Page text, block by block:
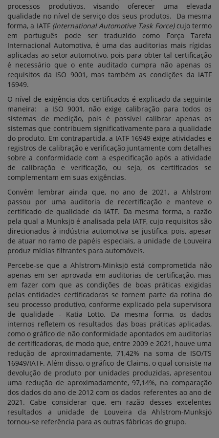
processos produtivos, visando oferecer uma elevada
qualidade no nível de serviço dos seus produtos. Da mesma
forma, a IATF (International Automotive Task Force)cujo termo
em português pode ser traduzido como Força Tarefa
Internacional Automotiva, é uma das auditorias mais rígidas
aplicadas ao setor automotivo, pois para obter tal certificação
é necessário que o ente auditado cumpra não apenas os
requisitos da ISO 9001, mas também as condições da IATF
16949.
O nível de exigência dos certificados é explicado da seguinte
maneira: a ISO 9001, não exige calibração para todos os
sistemas de medição, pois é possível calibrar apenas os
sistemas que contribuem significativamente para a qualidade
do produto. Em contrapartida, a IATF 16949 exige atividades e
registros de calibração e verificação juntamente com detalhes
sobre a conformidade com a especificação após a atividade
de calibração e verificação, ou seja, os certificados se
complementam em suas exigências.
Convém lembrar ainda que, no ano de 2021, a Ahlstrom
passou por uma auditoria de recertificação e manteve o
certificado de qualidade da IATF. Da mesma forma, a razão
pela qual a Munksjö é analisada pela IATF, cujo requisitos são
direcionados à indústria automotiva se justifica, pois, apesar
de atuar no ramo de papéis especiais, a unidade de Louveira
produz mídias filtrantes para automóveis.
Percebe-se que a Ahlstrom-Minksjö está comprometida não
apenas em ser aprovada em auditorias de certificação, mas
em fazer com que as condições de boas práticas exigidas
pelas entidades certificadoras se tornem parte da rotina do
seu processo produtivo, conforme explicado pela supervisora
de qualidade - Katia Lotto. Da mesma forma, os dados
internos refletem os resultados das boas práticas aplicadas,
como o gráfico de não conformidade apontados em auditorias
de certificadoras, de modo que, entre 2009 e 2021, houve uma
redução de aproximadamente, 71,42% na soma de ISO/TS
16949/IATF. Além disso, o gráfico de Claims, o qual consiste na
devolução de produto por unidades produzidas, apresentou
uma redução de aproximadamente, 97,14%, na comparação
dos dados do ano de 2012 com os dados referentes ao ano de
2021. Cabe considerar que, em razão desses excelentes
resultados a unidade de Louveira da Ahlstrom-Munksjö
tornou-se referência para as outras fábricas do grupo.